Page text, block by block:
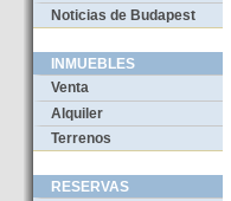
Noticias de Budapest
INMUEBLES
Venta
Alquiler
Terrenos
RESERVAS